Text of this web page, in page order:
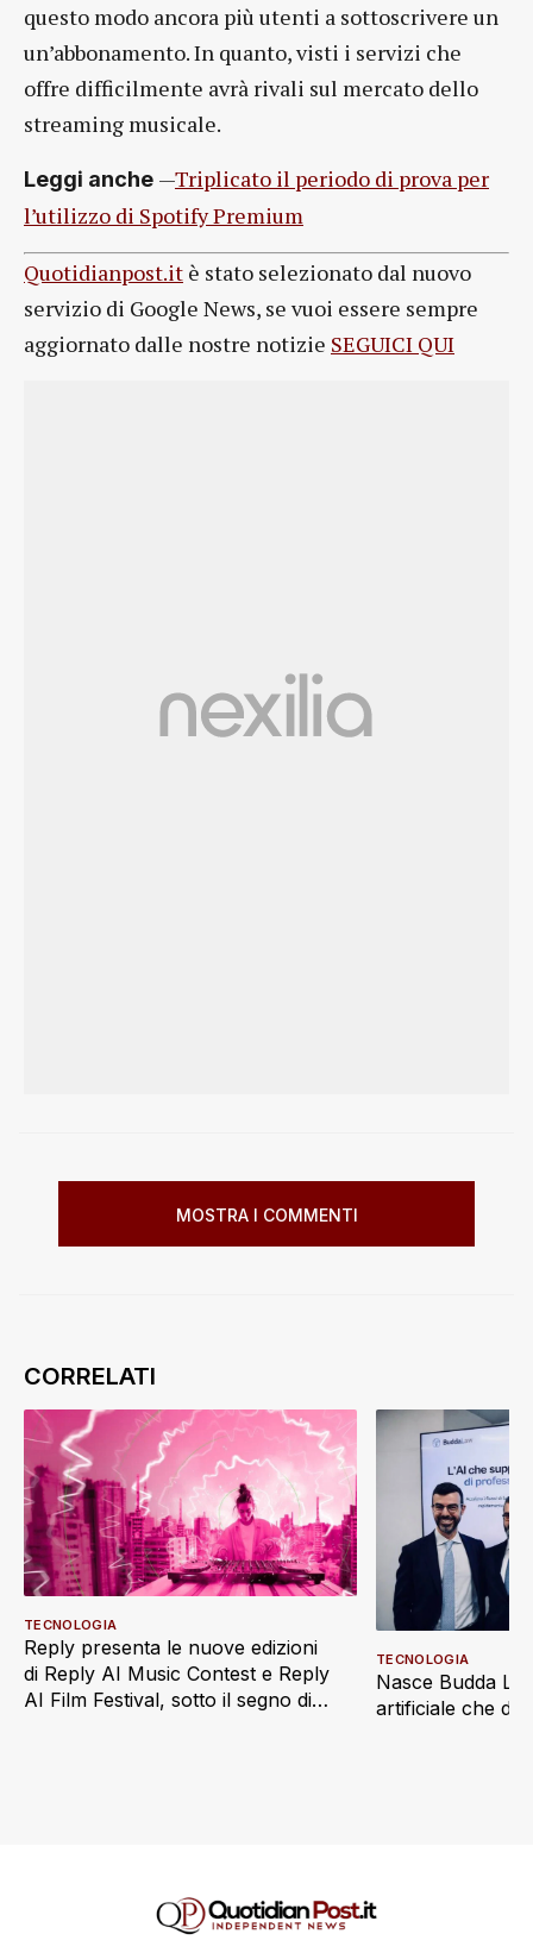
questo modo ancora più utenti a sottoscrivere un
un’abbonamento. In quanto, visti i servizi che
offre difficilmente avrà rivali sul mercato dello
streaming musicale.
Leggi anche —Triplicato il periodo di prova per
l’utilizzo di Spotify Premium
Quotidianpost.it è stato selezionato dal nuovo
servizio di Google News, se vuoi essere sempre
aggiornato dalle nostre notizie SEGUICI QUI
MOSTRA I COMMENTI
Reply presenta le nuove edizioni
di Reply AI Music Contest e Reply
AI Film Festival, sotto il segno di
TECNOLOGIA
Nasce Budda
artificiale che
TECNOLOGIA